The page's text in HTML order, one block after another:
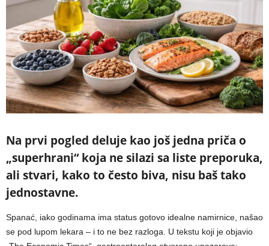
Na prvi pogled deluje kao još jedna priča o
„superhrani“ koja ne silazi sa liste preporuka,
ali stvari, kako to često biva, nisu baš tako
jednostavne.
Spanać, iako godinama ima status gotovo idealne namirnice, našao
se pod lupom lekara – i to ne bez razloga. U tekstu koji je objavio